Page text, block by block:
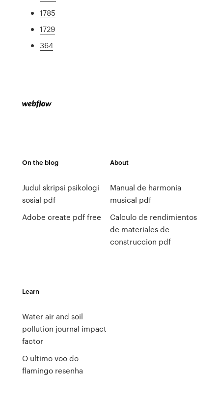
1785
1729
364
On the blog
Judul skripsi psikologi
sosial pdf
Adobe create pdf free
About
Manual de harmonia
musical pdf
Calculo de rendimientos
de materiales de
construccion pdf
Learn
Water air and soil
pollution journal impact
factor
O ultimo voo do
flamingo resenha